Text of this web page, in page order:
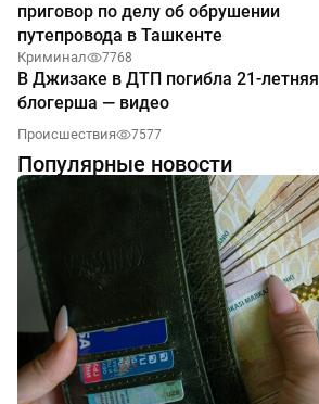
приговор по делу об обрушении
путепровода в Ташкенте
Криминал 7768
В Джизаке в ДТП погибла 21-летняя
блогерша — видео
Происшествия 7577
Популярные новости